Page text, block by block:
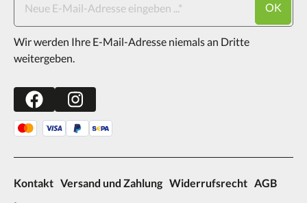
OK
Wir werden Ihre E-Mail-Adresse niemals an Dritte
weitergeben.
Kontakt Versand und Zahlung Widerrufsrecht AGB